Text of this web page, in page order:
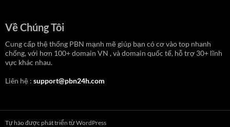
Về Chúng Tôi
Cung cấp thệ thống PBN mạnh mẽ giúp bạn có cơ vào top nhanh
chống, với hơn 100+ domain VN , và domain quốc tế, hỗ trợ 30+ lĩnh
vực khác nhau.
Liên hệ : support@pbn24h.com
Tự hào được phát triển từ WordPress